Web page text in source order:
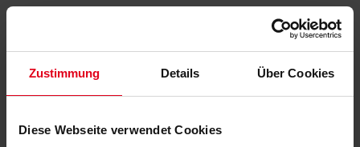
Zustimmung Details Über Cookies
Diese Webseite verwendet Cookies